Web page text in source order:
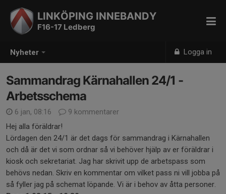
Nyheter Logga in
LINKÖPING INNEBANDY
F16-17 Ledberg
Sammandrag Kärnahallen 24/1 -
Arbetsschema
6 jan, 08:16
9 kommentarer
Hej alla föräldrar!
Lördagen den 24/1 är det dags för sammandrag i Kärnahallen
och då är det vi som ordnar så vi behöver hjälp av er föräldrar i
kiosk och sekretariat. Jag har skrivit upp de arbetspass som
behövs nedan. Skriv en kommentar om vilket pass ni vill jobba på
så fyller jag på schemat löpande. Vi är i behov av åtta personer.